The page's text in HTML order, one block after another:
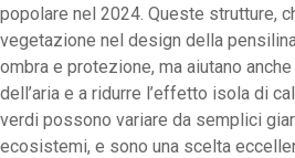
popolare nel 2024. Queste strutture,
vegetazione nel design della
ombra e protezione, ma aiutano
dell’aria e a ridurre l’effetto isola di
verdi possono variare da semplici
ecosistemi, e sono una scelta